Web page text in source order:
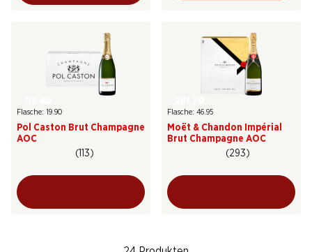
Flasche: 19.90
Pol Caston Brut Champagne
AOC
(113)
Flasche: 46.95
Moët & Chandon Impérial
Brut Champagne AOC
(293)